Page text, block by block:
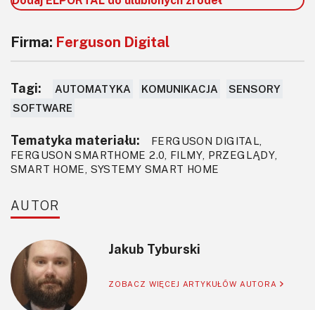
Firma: Ferguson Digital
Tagi: AUTOMATYKA KOMUNIKACJA
SENSORY
SOFTWARE
Tematyka materiału:
FERGUSON DIGITAL,
FERGUSON SMARTHOME 2.0, FILMY, PRZEGLĄDY,
SMART HOME, SYSTEMY SMART HOME
AUTOR
Jakub Tyburski
ZOBACZ WIĘCEJ ARTYKUŁÓW AUTORA